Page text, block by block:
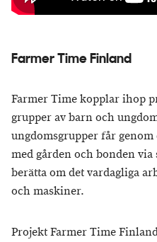
Farmer Time Finland
Farmer Time kopplar ihop
grupper av barn och
ungdomsgrupper får
med gården och bonden
berätta om det vardagliga
och maskiner.
Projekt Farmer Time